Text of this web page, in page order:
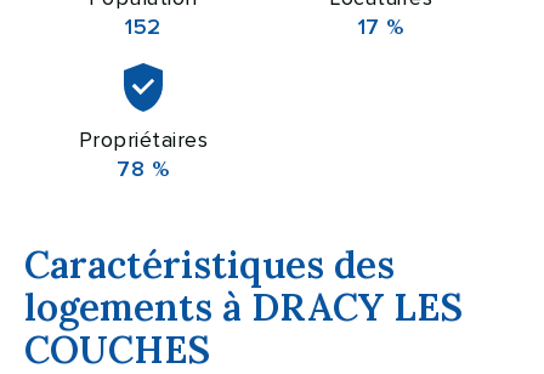
152 17 %
Propriétaires
78 %
Caractéristiques des
logements à DRACY LES
COUCHES